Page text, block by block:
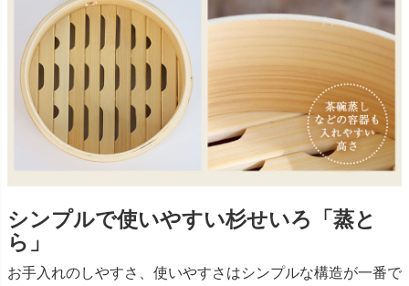
シンプルで使いやすい杉せいろ「蒸と
ら」
お手入れのしやすさ、使いやすさはシンプルな構造が一番で